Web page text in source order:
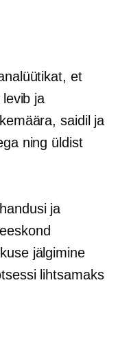
et
ja
saidil ja
ning üldist
ja
jälgimine
lihtsamaks